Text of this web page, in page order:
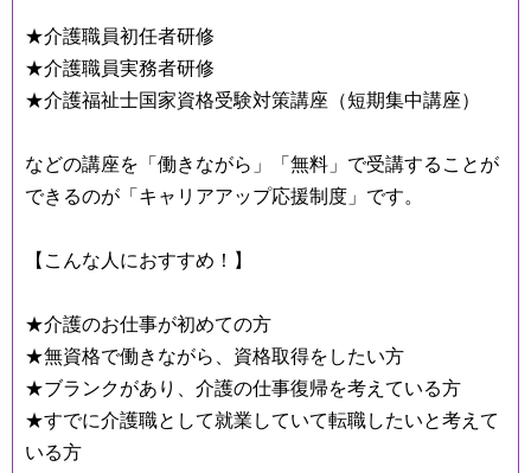
★介護職員初任者研修
★介護職員実務者研修
★介護福祉士国家資格受験対策講座（短期集中講座）
などの講座を「働きながら」「無料」で受講することが
できるのが「キャリアアップ応援制度」です。
【こんな人におすすめ！】
★介護のお仕事が初めての方
★無資格で働きながら、資格取得をしたい方
★ブランクがあり、介護の仕事復帰を考えている方
★すでに介護職として就業していて転職したいと考えて
いる方